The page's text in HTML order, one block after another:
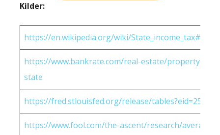
Kilder:
https://en.wikipedia.org/wiki/
https://www.bankrate.com/real-estate/property-
state
https://fred.stlouisfed.org/release/
https://www.fool.com/the-ascent/research/average-